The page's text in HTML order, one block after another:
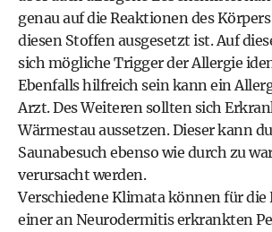
genau auf die Reaktionen des
diesen Stoffen ausgesetzt ist. Auf
sich mögliche Trigger der Allergie
Ebenfalls hilfreich sein kann ein
Arzt. Des Weiteren sollten sich
Wärmestau aussetzen. Dieser kann
Saunabesuch ebenso wie durch zu
verursacht werden.
Verschiedene Klimata können für
einer an Neurodermitis erkrankten